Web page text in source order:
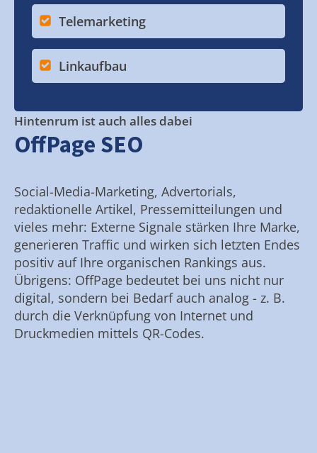
Telemarketing
Linkaufbau
Hintenrum ist auch alles dabei
OffPage SEO
Social-Media-Marketing, Advertorials,
redaktionelle Artikel, Pressemitteilungen und
vieles mehr: Externe Signale stärken Ihre Marke,
generieren Traffic und wirken sich letzten Endes
positiv auf Ihre organischen Rankings aus.
Übrigens: OffPage bedeutet bei uns nicht nur
digital, sondern bei Bedarf auch analog - z. B.
durch die Verknüpfung von Internet und
Druckmedien mittels QR-Codes.